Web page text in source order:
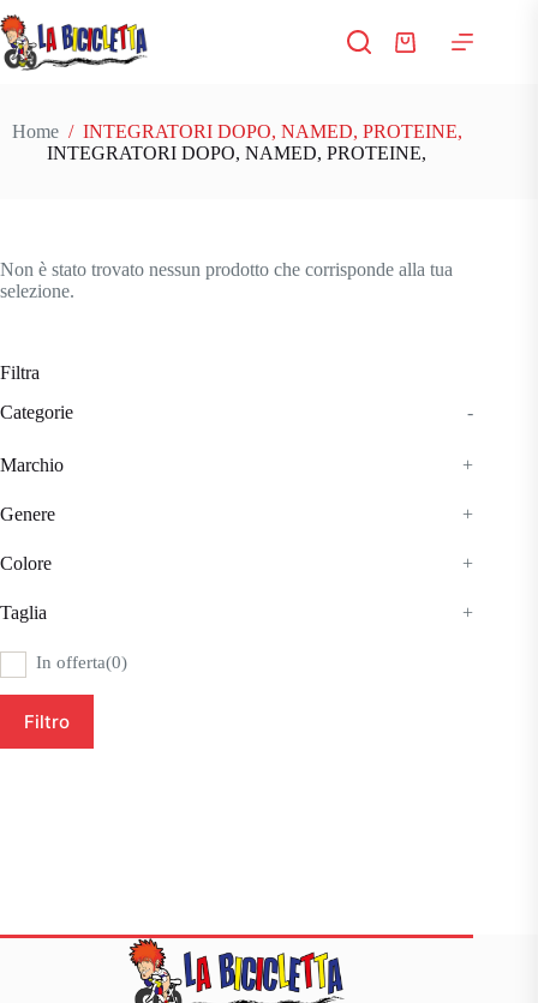
al
contenuto
Carrello
Home / INTEGRATORI DOPO, NAMED, PROTEINE,
INTEGRATORI DOPO, NAMED, PROTEINE,
Non è stato trovato nessun prodotto che corrisponde alla tua
selezione.
Filtra
Categorie
-
Marchio +
Genere +
Colore +
Taglia +
In offerta(0)
Filtro